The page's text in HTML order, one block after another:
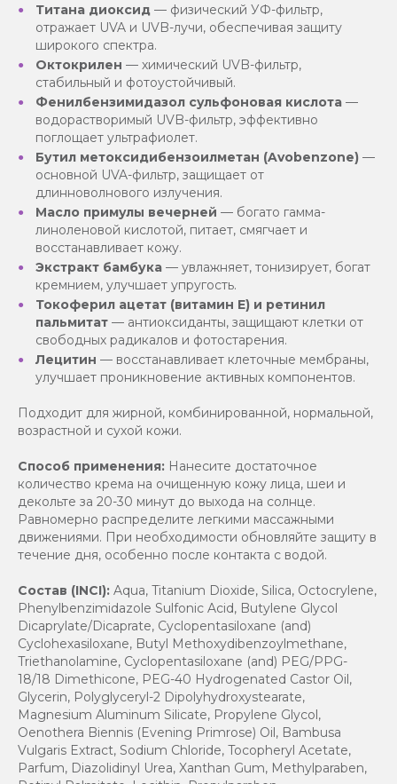
Титана диоксид — физический УФ-фильтр,
отражает UVA и UVB-лучи, обеспечивая защиту
широкого спектра.
Октокрилен — химический UVB-фильтр,
стабильный и фотоустойчивый.
Фенилбензимидазол сульфоновая кислота —
водорастворимый UVB-фильтр, эффективно
поглощает ультрафиолет.
Бутил метоксидибензоилметан (Avobenzone) —
основной UVA-фильтр, защищает от
длинноволнового излучения.
Масло примулы вечерней — богато гамма-
линоленовой кислотой, питает, смягчает и
восстанавливает кожу.
Экстракт бамбука — увлажняет, тонизирует, богат
кремнием, улучшает упругость.
Токоферил ацетат (витамин Е) и ретинил
пальмитат — антиоксиданты, защищают клетки от
свободных радикалов и фотостарения.
Лецитин — восстанавливает клеточные мембраны,
улучшает проникновение активных компонентов.
Подходит для жирной, комбинированной, нормальной,
возрастной и сухой кожи.
Способ применения: Нанесите достаточное
количество крема на очищенную кожу лица, шеи и
декольте за 20-30 минут до выхода на солнце.
Равномерно распределите легкими массажными
движениями. При необходимости обновляйте защиту в
течение дня, особенно после контакта с водой.
Состав (INCI): Aqua, Titanium Dioxide, Silica, Octocrylene,
Phenylbenzimidazole Sulfonic Acid, Butylene Glycol
Dicaprylate/Dicaprate, Cyclopentasiloxane (and)
Cyclohexasiloxane, Butyl Methoxydibenzoylmethane,
Triethanolamine, Cyclopentasiloxane (and) PEG/PPG-
18/18 Dimethicone, PEG-40 Hydrogenated Castor Oil,
Glycerin, Polyglyceryl-2 Dipolyhydroxystearate,
Magnesium Aluminum Silicate, Propylene Glycol,
Oenothera Biennis (Evening Primrose) Oil, Bambusa
Vulgaris Extract, Sodium Chloride, Tocopheryl Acetate,
Parfum, Diazolidinyl Urea, Xanthan Gum, Methylparaben,